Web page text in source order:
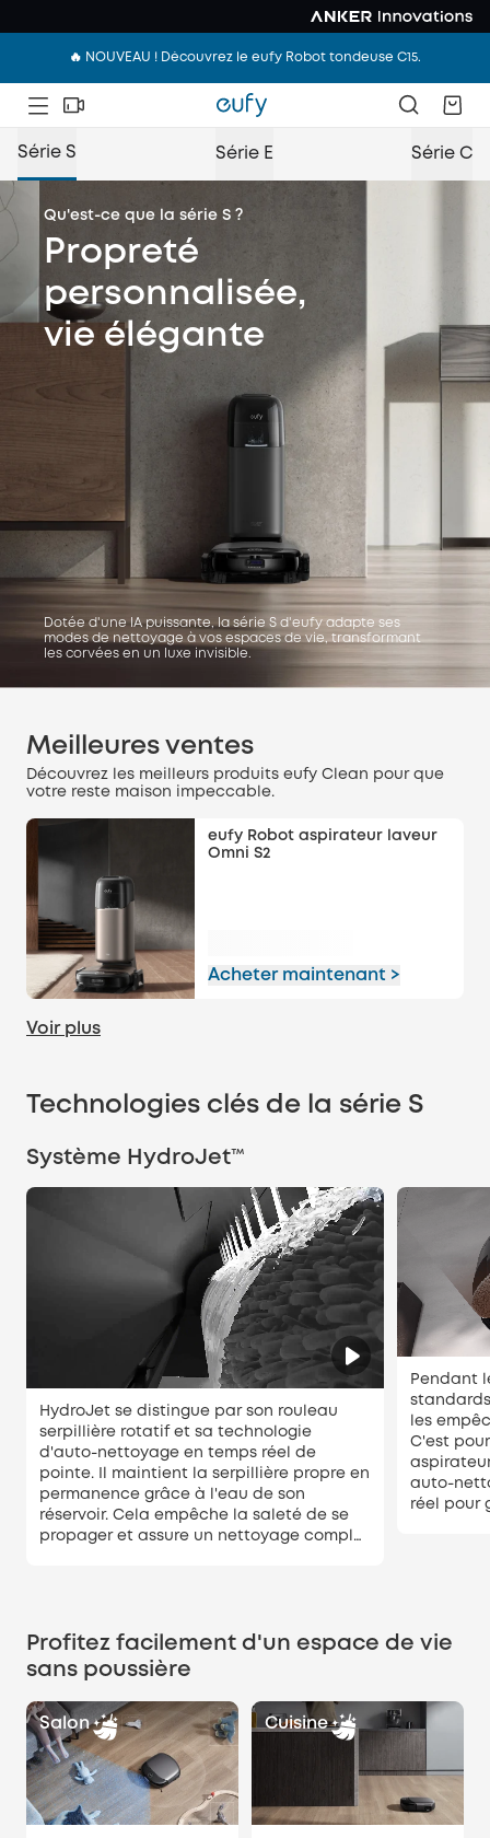
🔥 NOUVEAU ! Découvrez le eufy Robot tondeuse C15.
Série S Série E Série C
Qu'est-ce que la série S ?
Propreté
personnalisée,
vie élégante
Dotée d'une IA puissante, la série S d'eufy adapte ses
modes de nettoyage à vos espaces de vie, transformant
les corvées en un luxe invisible.
Meilleures ventes
Découvrez les meilleurs produits eufy Clean pour que
votre reste maison impeccable.
eufy Robot aspirateur laveur
Omni S2
Acheter maintenant >
Voir plus
Technologies clés de la série S
Système HydroJet™
HydroJet se distingue par son rouleau
serpillière rotatif et sa technologie
d'auto-nettoyage en temps réel de
pointe. Il maintient la serpillière propre en
permanence grâce à l'eau de son
réservoir. Cela empêche la saleté de se
propager et assure un nettoyage complet
Pendant
les
C'est
auto-
réel pour
Profitez facilement d'un espace de vie
sans poussière
Salon Cuisine